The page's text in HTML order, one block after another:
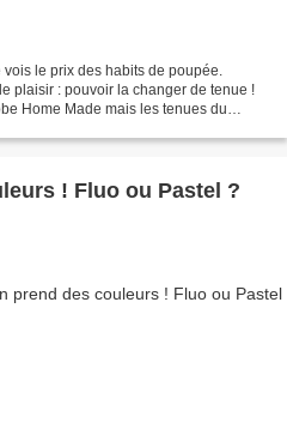
le prix des habits de poupée.
plaisir : pouvoir la changer de tenue !
Home Made mais les tenues du
! Fluo ou Pastel ?